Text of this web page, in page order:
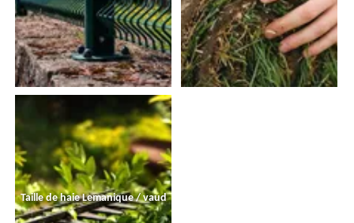
Taille de haie Lemanique / vaud